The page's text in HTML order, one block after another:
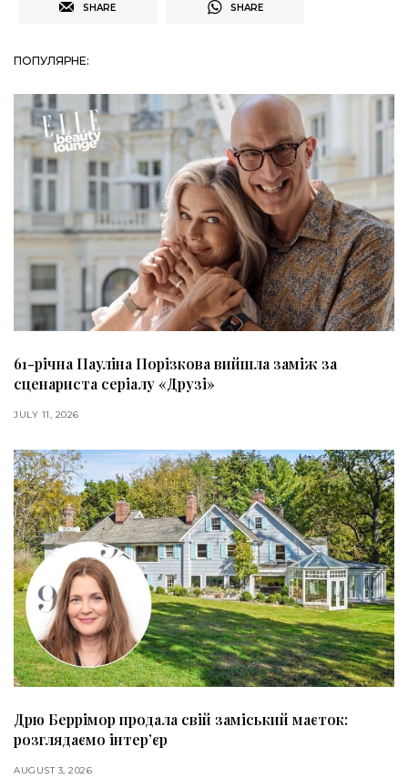
SHARE SHARE
ПОПУЛЯРНЕ:
61-річна Пауліна Порізкова вийшла заміж за
сценариста серіалу «Друзі»
JULY 11, 2026
Дрю Беррімор продала свій заміський маєток:
розглядаємо інтер’єр
AUGUST 3, 2026